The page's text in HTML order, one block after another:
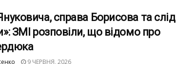
справа Борисова та слід
ЗМІ розповіли, що відомо про
9 ЧЕРВНЯ, 2026